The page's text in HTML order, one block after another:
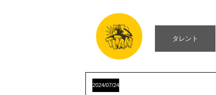
タレント
2024/07/24